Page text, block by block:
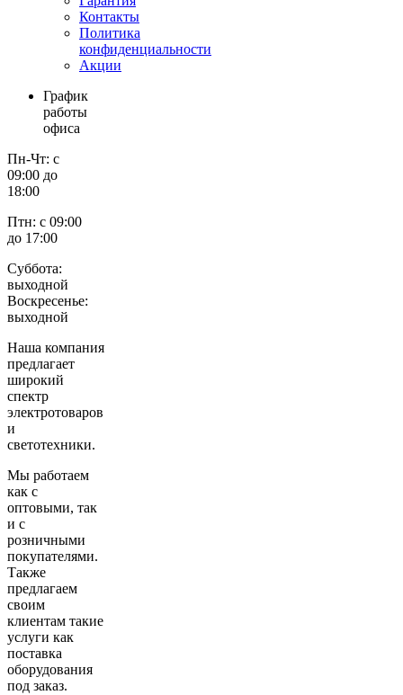
Контакты
Политика
конфиденциальности
Акции
График
работы
офиса
Пн-Чт: с
09:00 до
18:00
Птн: с 09:00
до 17:00
Суббота:
выходной
Воскресенье:
выходной
Наша компания
предлагает
широкий
спектр
электротоваров
и
светотехники.
Мы работаем
как с
оптовыми, так
и с
розничными
покупателями.
Также
предлагаем
своим
клиентам такие
услуги как
поставка
оборудования
под заказ.